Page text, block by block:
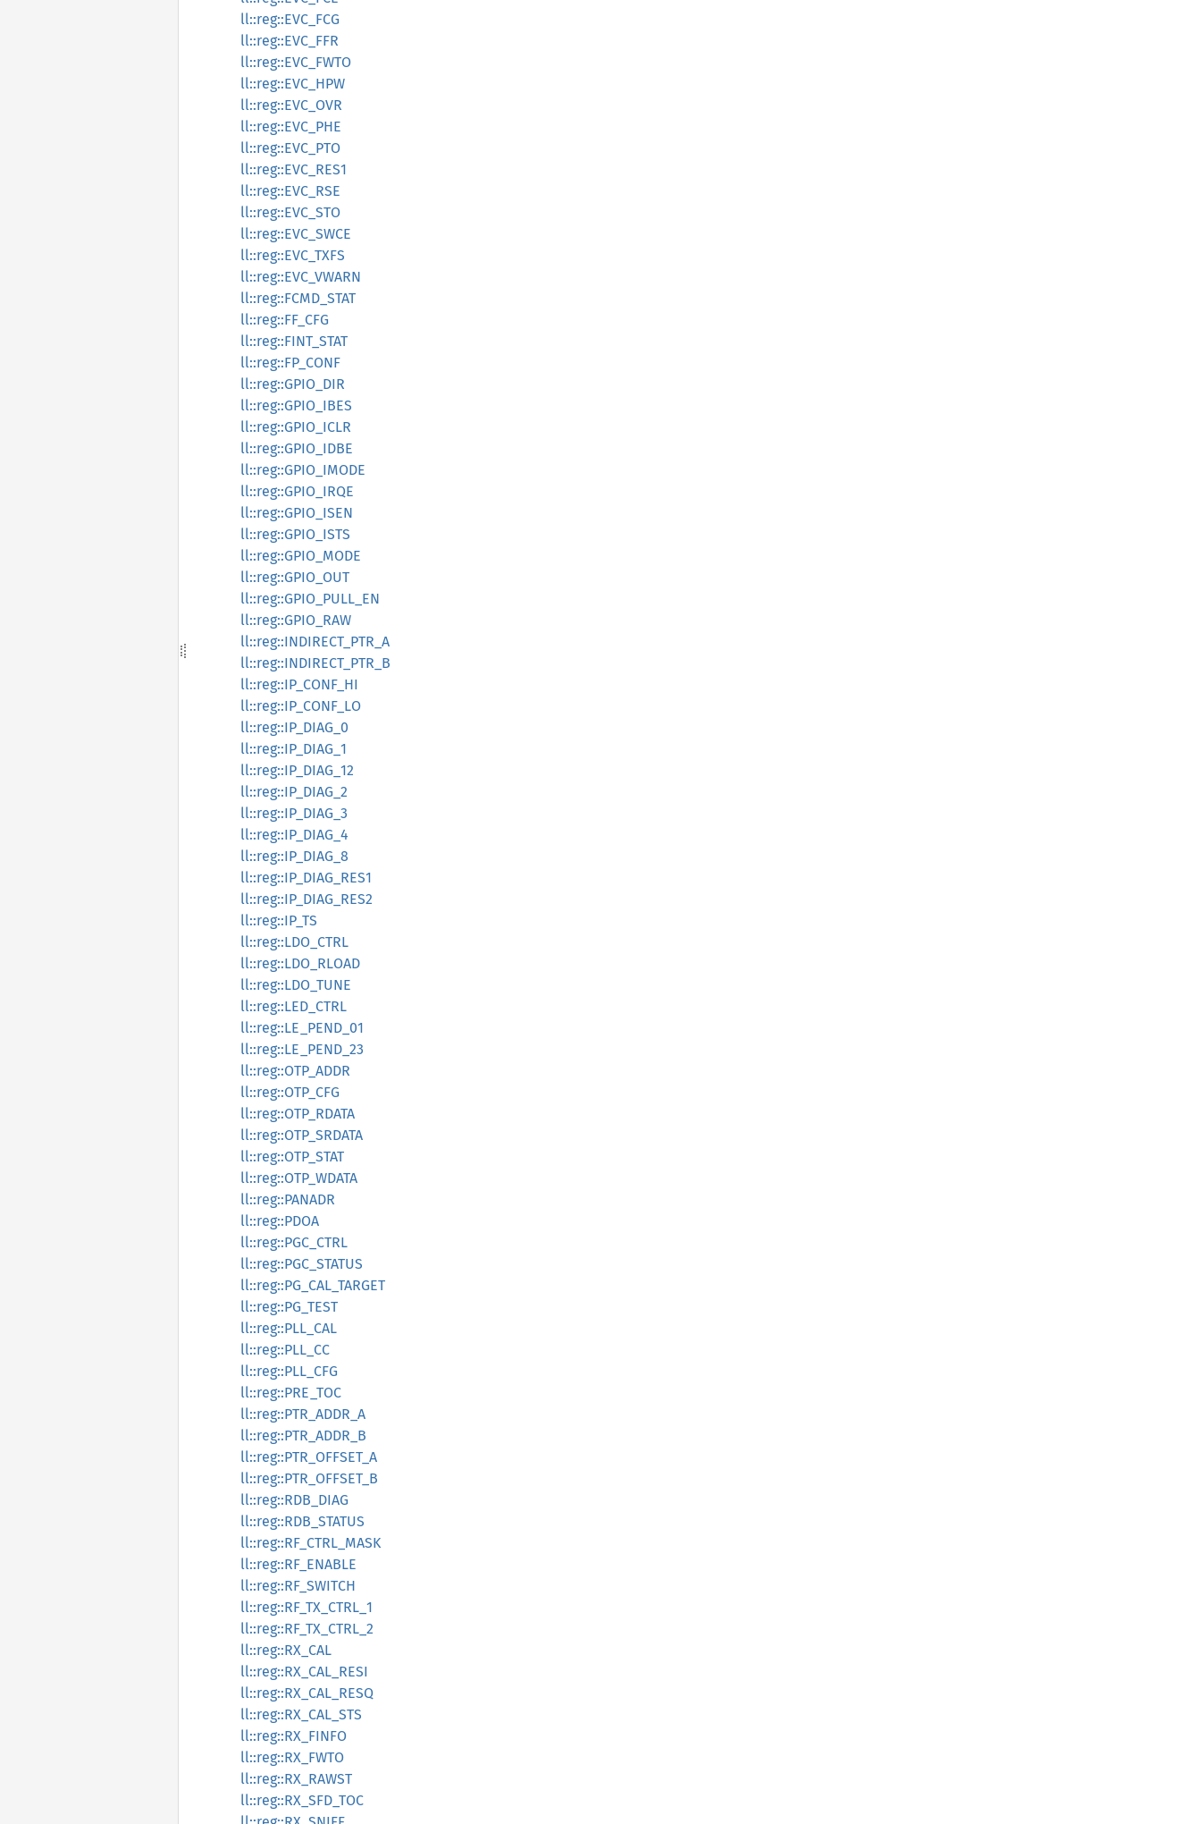
ll::reg::EVC_FCG
ll::reg::EVC_FFR
ll::reg::EVC_FWTO
ll::reg::EVC_HPW
ll::reg::EVC_OVR
ll::reg::EVC_PHE
ll::reg::EVC_PTO
ll::reg::EVC_RES1
ll::reg::EVC_RSE
ll::reg::EVC_STO
ll::reg::EVC_SWCE
ll::reg::EVC_TXFS
ll::reg::EVC_VWARN
ll::reg::FCMD_STAT
ll::reg::FF_CFG
ll::reg::FINT_STAT
ll::reg::FP_CONF
ll::reg::GPIO_DIR
ll::reg::GPIO_IBES
ll::reg::GPIO_ICLR
ll::reg::GPIO_IDBE
ll::reg::GPIO_IMODE
ll::reg::GPIO_IRQE
ll::reg::GPIO_ISEN
ll::reg::GPIO_ISTS
ll::reg::GPIO_MODE
ll::reg::GPIO_OUT
ll::reg::GPIO_PULL_EN
ll::reg::GPIO_RAW
ll::reg::INDIRECT_PTR_A
ll::reg::INDIRECT_PTR_B
ll::reg::IP_CONF_HI
ll::reg::IP_CONF_LO
ll::reg::IP_DIAG_0
ll::reg::IP_DIAG_1
ll::reg::IP_DIAG_12
ll::reg::IP_DIAG_2
ll::reg::IP_DIAG_3
ll::reg::IP_DIAG_4
ll::reg::IP_DIAG_8
ll::reg::IP_DIAG_RES1
ll::reg::IP_DIAG_RES2
ll::reg::IP_TS
ll::reg::LDO_CTRL
ll::reg::LDO_RLOAD
ll::reg::LDO_TUNE
ll::reg::LED_CTRL
ll::reg::LE_PEND_01
ll::reg::LE_PEND_23
ll::reg::OTP_ADDR
ll::reg::OTP_CFG
ll::reg::OTP_RDATA
ll::reg::OTP_SRDATA
ll::reg::OTP_STAT
ll::reg::OTP_WDATA
ll::reg::PANADR
ll::reg::PDOA
ll::reg::PGC_CTRL
ll::reg::PGC_STATUS
ll::reg::PG_CAL_TARGET
ll::reg::PG_TEST
ll::reg::PLL_CAL
ll::reg::PLL_CC
ll::reg::PLL_CFG
ll::reg::PRE_TOC
ll::reg::PTR_ADDR_A
ll::reg::PTR_ADDR_B
ll::reg::PTR_OFFSET_A
ll::reg::PTR_OFFSET_B
ll::reg::RDB_DIAG
ll::reg::RDB_STATUS
ll::reg::RF_CTRL_MASK
ll::reg::RF_ENABLE
ll::reg::RF_SWITCH
ll::reg::RF_TX_CTRL_1
ll::reg::RF_TX_CTRL_2
ll::reg::RX_CAL
ll::reg::RX_CAL_RESI
ll::reg::RX_CAL_RESQ
ll::reg::RX_CAL_STS
ll::reg::RX_FINFO
ll::reg::RX_FWTO
ll::reg::RX_RAWST
ll::reg::RX_SFD_TOC